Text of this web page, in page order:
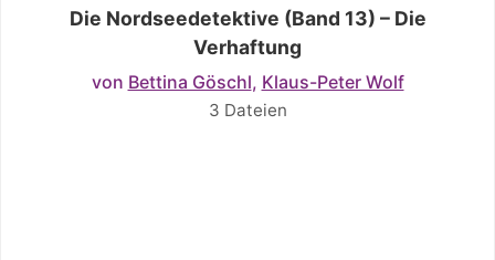
Die Nordseedetektive (Band 13) – Die
Verhaftung
von Bettina Göschl, Klaus-Peter Wolf
3 Dateien